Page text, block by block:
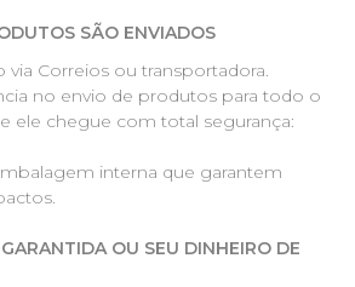
SÃO ENVIADOS
Correios ou transportadora.
no envio de produtos para todo o
ele chegue com total segurança:
interna que garantem
OU SEU DINHEIRO DE